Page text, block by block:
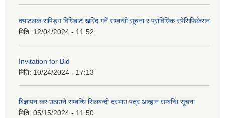
क्याटलक सपिङ्ग विधिबाट खरिद गर्ने सम्बन्धी सूचना र प्राविधिक स्पेसिफिकेसन
मिति: 12/04/2024 - 11:52
Invitation for Bid
मिति: 10/24/2024 - 17:13
बिज्ञापन कर उठाउने सम्बन्धि सिलबन्दी दरभाउ पत्र आव्हान सम्बन्धि सूचना
मिति: 05/15/2024 - 11:50